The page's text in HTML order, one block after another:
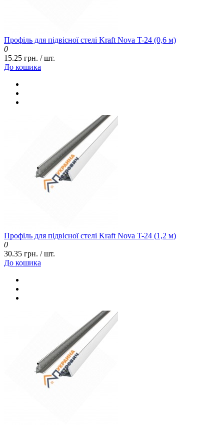
Профіль для підвісної стелі Kraft Nova T-24 (0,6 м)
0
15.25 грн. / шт.
До кошика
Профіль для підвісної стелі Kraft Nova T-24 (1,2 м)
0
30.35 грн. / шт.
До кошика